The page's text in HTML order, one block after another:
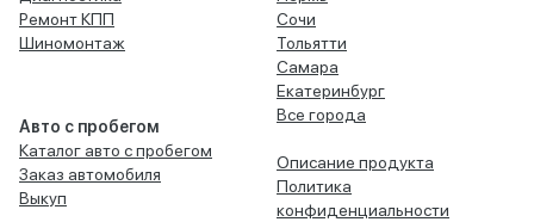
Ремонт КПП
Шиномонтаж
Авто с пробегом
Каталог авто с пробегом
Заказ автомобиля
Выкуп
Сочи
Тольятти
Самара
Екатеринбург
Все города
Описание продукта
Политика
конфиденциальности